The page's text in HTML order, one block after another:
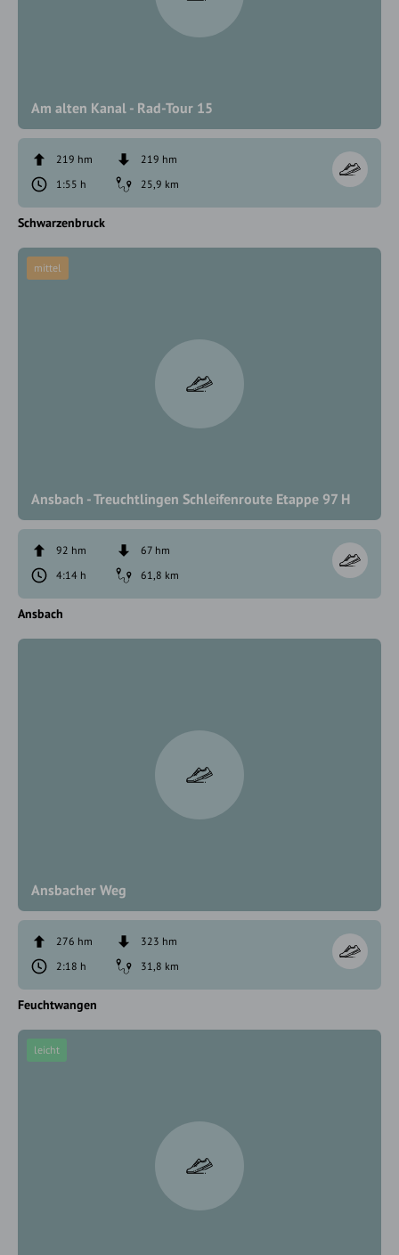
Am alten Kanal - Rad-Tour 15
219 hm
219 hm
1:55 h
25,9 km
Schwarzenbruck
Ansbach - Treuchtlingen Schleifenroute Etappe 97 H
mittel
92 hm
67 hm
4:14 h
61,8 km
Ansbach
Ansbacher Weg
276 hm
323 hm
2:18 h
31,8 km
Feuchtwangen
leicht